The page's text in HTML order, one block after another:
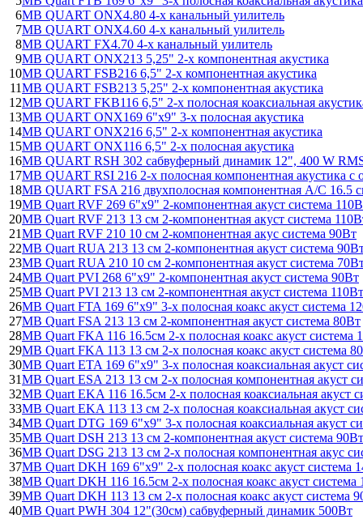
6MB QUART ONX4.80 4-х канальный уилитель
7MB QUART ONX4.60 4-х канальный уилитель
8MB QUART FX4.70 4-х канальный уилитель
9MB QUART ONX213 5,25" 2-х компонентная акустика
10MB QUART FSB216 6,5" 2-х компонентная акустика
11MB QUART FSB213 5,25" 2-х компонентная акустика
12MB QUART FKB116 6,5" 2-х полосная коаксиальная
13MB QUART ONX169 6"х9" 3-х полосная акустика
14MB QUART ONX216 6,5" 2-х компонентная акустика
15MB QUART ONX116 6,5" 2-х полосная акустика
16MB QUART RSH 302 сабвуферный динамик 12", 400 W
17MB QUART RSI 216 2-х полосная компонентная акустика
18MB QUART FSA 216 двухполосная компонентная А/С 16.5
19MB Quart RVF 269 6"x9" 2-компонентная акуст система
20MB Quart RVF 213 13 см 2-компонентная акуст система
21MB Quart RVF 210 10 см 2-компонентная акус система 90Вт
22MB Quart RUA 213 13 см 2-компонентная акуст система
23MB Quart RUA 210 10 см 2-компонентная акуст система
24MB Quart PVI 268 6"x9" 2-компонентная акуст система 90Вт
25MB Quart PVI 213 13 см 2-компонентная акуст система 110Вт
26MB Quart FTA 169 6"x9" 3-х полосная коакс акуст система
27MB Quart FSA 213 13 см 2-компонентная акуст система 80Вт
28MB Quart FKA 116 16.5см 2-х полосная коакс акуст система
29MB Quart FKA 113 13 см 2-х полосная коакс акуст система
30MB Quart ETA 169 6"x9" 3-х полосная коаксиальная акуст
31MB Quart ESA 213 13 см 2-х полосная компонентная акуст
32MB Quart EKA 116 16.5см 2-х полосная коаксиальная акуст
33MB Quart EKA 113 13 см 2-х полосная коаксиальная акуст
34MB Quart DTG 169 6"x9" 3-х полосная коаксиальная акуст
35MB Quart DSH 213 13 см 2-компонентная акуст система 90Вт
36MB Quart DSG 213 13 см 2-х полосная компонентная акус
37MB Quart DKH 169 6"x9" 2-х полосная коакс акуст система
38MB Quart DKH 116 16.5см 2-х полосная коакс акуст система
39MB Quart DKH 113 13 см 2-х полосная коакс акуст система
40MB Quart PWH 304 12"(30см) сабвуферный динамик 500Вт